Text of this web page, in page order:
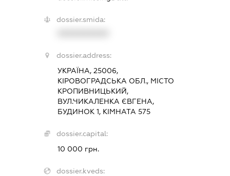
dossier.smida:
dossier.address:
УКРАЇНА, 25006,
КІРОВОГРАДСЬКА ОБЛ., МІСТО
КРОПИВНИЦЬКИЙ,
ВУЛ.ЧИКАЛЕНКА ЄВГЕНА,
БУДИНОК 1, КІМНАТА 575
dossier.capital:
10 000 грн.
dossier.kveds: